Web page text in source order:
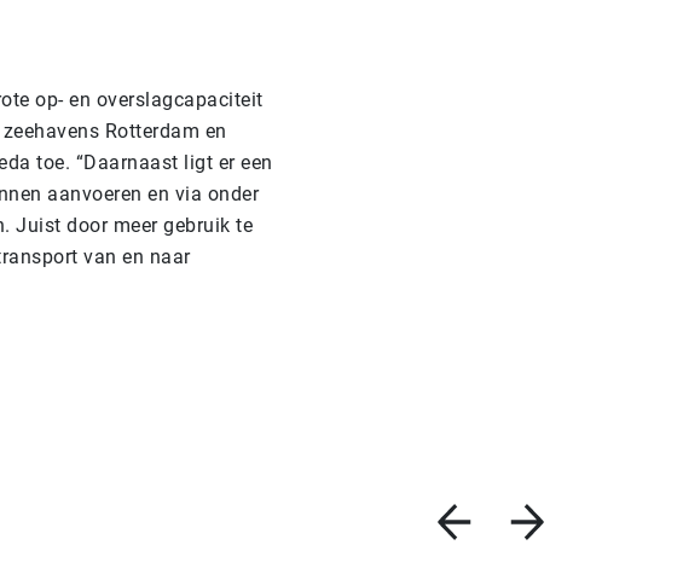
op- en overslagcapaciteit
Rotterdam en
toe. “Daarnaast ligt er een
aanvoeren en via onder
Juist door meer gebruik te
van en naar